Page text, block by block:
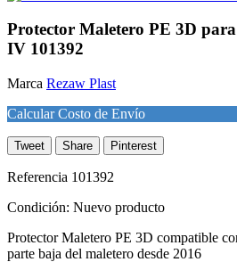
Protector Maletero PE 3D
IV 101392
Marca Rezaw Plast
Calcular Costo de Envío
Tweet Share Pinterest
Referencia 101392
Condición: Nuevo producto
Protector Maletero PE 3D compatible
parte baja del maletero desde 2016